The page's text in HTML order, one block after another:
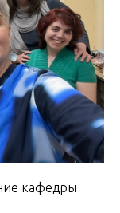
кафедры